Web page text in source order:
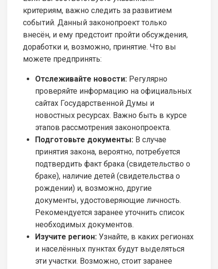
критериям, важно следить за развитием
событий. Данный законопроект только
внесён, и ему предстоит пройти обсуждения,
доработки и, возможно, принятие. Что вы
можете предпринять:
Отслеживайте новости: Регулярно
проверяйте информацию на официальных
сайтах Государственной Думы и
новостных ресурсах. Важно быть в курсе
этапов рассмотрения законопроекта.
Подготовьте документы: В случае
принятия закона, вероятно, потребуется
подтвердить факт брака (свидетельство о
браке), наличие детей (свидетельства о
рождении) и, возможно, другие
документы, удостоверяющие личность.
Рекомендуется заранее уточнить список
необходимых документов.
Изучите регион: Узнайте, в каких регионах
и населённых пунктах будут выделяться
эти участки. Возможно, стоит заранее